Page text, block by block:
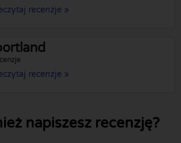
recenzje »
recenzje »
napiszesz recenzję?